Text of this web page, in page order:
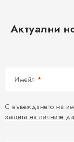
Актуални
Имейл
С въвеждането на
защита на личните